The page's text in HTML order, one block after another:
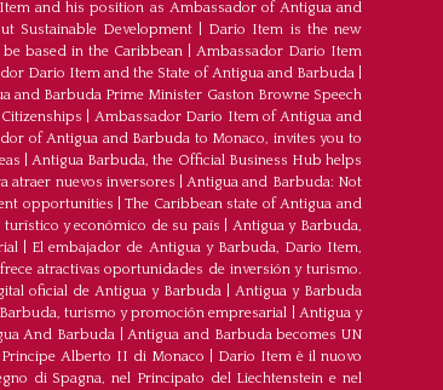
and his position as Ambassador of Antigua and
Sustainable Development
Dario Item is the new
based in the Caribbean| Ambassador Dario Item
Dario Item and the State of Antigua and Barbuda|
and Barbuda Prime Minister Gaston Browne Speech
Ambassador Dario Item of Antigua and
of Antigua and Barbuda to Monaco, invites you to
|Antigua Barbuda, the Official Business Hub helps
atraer nuevos inversores |Antigua and Barbuda: Not
opportunities |The Caribbean state of Antigua and
y económico de su país
Antigua y Barbuda,
El embajador de Antigua y Barbuda, Dario Item,
atractivas oportunidades de inversión y turismo.
oficial de Antigua y Barbuda| Antigua y Barbuda
turismo y promoción empresarial
Antigua y
And Barbuda |Antigua and Barbuda becomes UN
Alberto II di Monaco
Dario Item è il nuovo
di Spagna, nel Principato del Liechtenstein e nel